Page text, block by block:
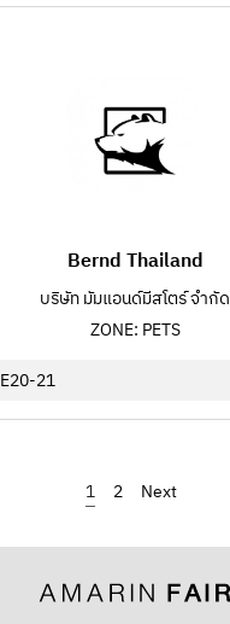
Bernd Thailand
บริษัท มัมแอนด์มีสโตร์ จำกัด
ZONE: PETS
E20-21
1 2